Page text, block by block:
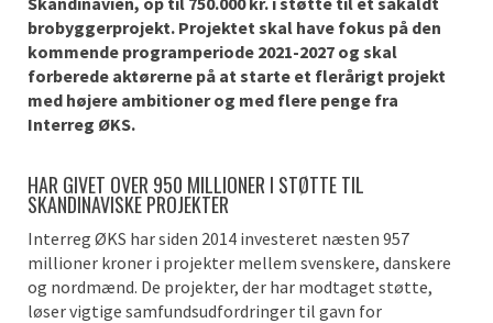
brobyggerprojekt. Projektet skal have fokus på den
kommende programperiode 2021-2027 og skal
forberede aktørerne på at starte et flerårigt projekt
med højere ambitioner og med flere penge fra
Interreg ØKS.
HAR GIVET OVER 950 MILLIONER I STØTTE TIL
SKANDINAVISKE PROJEKTER
Interreg ØKS har siden 2014 investeret næsten 957
millioner kroner i projekter mellem svenskere, danskere
og nordmænd. De projekter, der har modtaget støtte,
løser vigtige samfundsudfordringer til gavn for